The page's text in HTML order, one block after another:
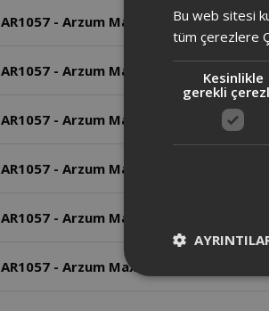
AR1057 - Arzum Maxiblend Sürahi
AR1057 - Arzum Maxiblend Sürahi
AR1057 - Arzum Maxiblend Sürahi
AR1057 - Arzum Maxiblend Sürahi
AR1057 - Arzum Maxiblend Sürahi
AR1057 - Arzum Maxiblend Sürahi
Bu web sitesi
tüm çerezlere
Kesinlikle
gerekli